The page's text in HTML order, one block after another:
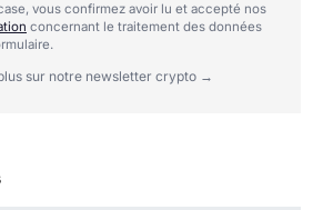
vous confirmez avoir lu et accepté nos
concernant le traitement des données
sur notre newsletter crypto →